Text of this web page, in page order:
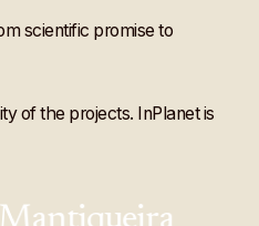
scientific promise to
of the projects. InPlanet is